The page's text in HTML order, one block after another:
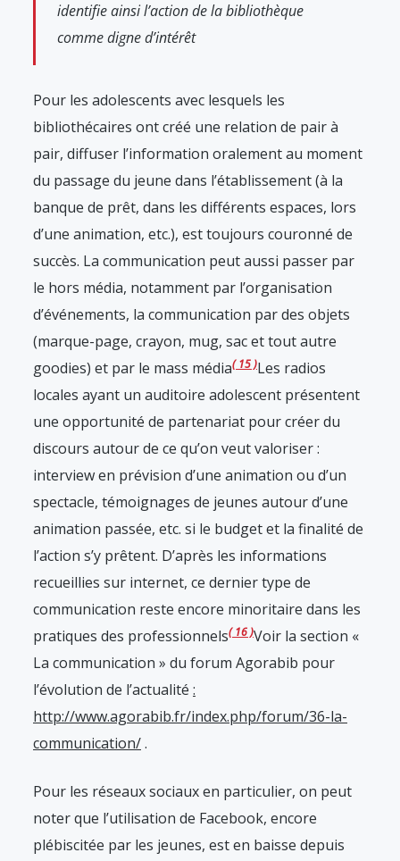
identifie ainsi l’action de la bibliothèque
comme digne d’intérêt
Pour les adolescents avec lesquels les
bibliothécaires ont créé une relation de pair à
pair, diffuser l’information oralement au moment
du passage du jeune dans l’établissement (à la
banque de prêt, dans les différents espaces, lors
d’une animation, etc.), est toujours couronné de
succès. La communication peut aussi passer par
le hors média, notamment par l’organisation
d’événements, la communication par des objets
(marque-page, crayon, mug, sac et tout autre
goodies) et par le mass média 15 Les radios
locales ayant un auditoire adolescent présentent
une opportunité de partenariat pour créer du
discours autour de ce qu’on veut valoriser :
interview en prévision d’une animation ou d’un
spectacle, témoignages de jeunes autour d’une
animation passée, etc. si le budget et la finalité de
l’action s’y prêtent. D’après les informations
recueillies sur internet, ce dernier type de
communication reste encore minoritaire dans les
pratiques des professionnels 16 Voir la section «
La communication » du forum Agorabib pour
l’évolution de l’actualité :
http://www.agorabib.fr/index.php/forum/36-la-
communication/.
Pour les réseaux sociaux en particulier, on peut
noter que l’utilisation de Facebook, encore
plébiscitée par les jeunes, est en baisse depuis